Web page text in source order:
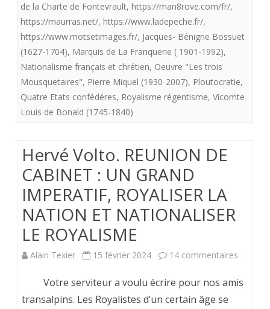
de la Charte de Fontevrault, https://man8rove.com/fr/,
https://maurras.net/, https://www.ladepeche.fr/,
https://www.motsetimages.fr/, Jacques- Bénigne Bossuet
(1627-1704), Marquis de La Franquerie ( 1901-1992),
Nationalisme français et chrétien, Oeuvre "Les trois
Mousquetaires", Pierre Miquel (1930-2007), Ploutocratie,
Quatre Etats confédéres, Royalisme régentisme, Vicomte
Louis de Bonald (1745-1840)
Hervé Volto. REUNION DE
CABINET : UN GRAND
IMPERATIF, ROYALISER LA
NATION ET NATIONALISER
LE ROYALISME
Alain Texier 15 février 2024 14 commentaires
Votre serviteur a voulu écrire pour nos amis
transalpins. Les Royalistes d’un certain âge se